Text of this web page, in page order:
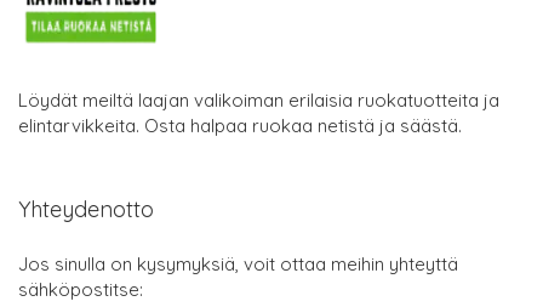
Löydät meiltä laajan valikoiman erilaisia ruokatuotteita ja
elintarvikkeita. Osta halpaa ruokaa netistä ja säästä.
Yhteydenotto
Jos sinulla on kysymyksiä, voit ottaa meihin yhteyttä
sähköpostitse: